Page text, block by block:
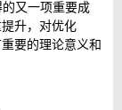
又一项重要成
升，对优化
要的理论意义和